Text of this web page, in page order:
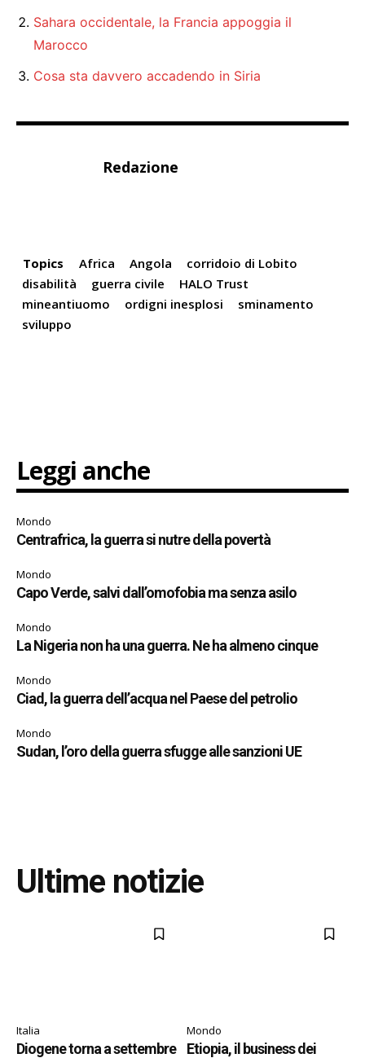
Sahara occidentale, la Francia appoggia il
Marocco
Cosa sta davvero accadendo in Siria
Redazione
Topics Africa Angola
corridoio di Lobito
disabilità
guerra civile
HALO Trust
mineantiuomo
ordigni inesplosi
sminamento
sviluppo
Leggi anche
Mondo
Centrafrica, la guerra si nutre della povertà
Mondo
Capo Verde, salvi dall’omofobia ma senza asilo
Mondo
La Nigeria non ha una guerra. Ne ha almeno cinque
Mondo
Ciad, la guerra dell’acqua nel Paese del petrolio
Mondo
Sudan, l’oro della guerra sfugge alle sanzioni UE
Ultime notizie
Italia
Diogene torna a settembre
Mondo
Etiopia, il business dei